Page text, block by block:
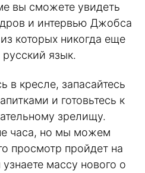
вы сможете увидеть
и интервью Джобса
которых никогда еще
язык.
в кресле, запасайтесь
и готовьтесь к
зрелищу.
часа, но мы можем
просмотр пройдет на
массу нового о